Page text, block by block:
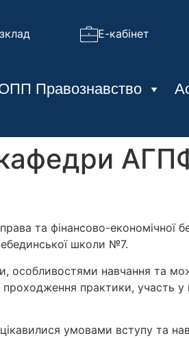
Е-кабінет
Правознавство
кафедри
та фінансово-економічної
школи №7.
навчання та
практики, участь у
цікавилися умовами вступу та